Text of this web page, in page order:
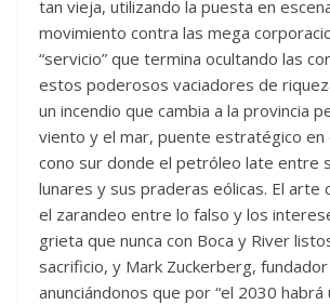
tan vieja, utilizando la puesta en
movimiento contra las mega
“servicio” que termina ocultando las
estos poderosos vaciadores de
un incendio que cambia a la provincia
viento y el mar, puente estratégico en
cono sur donde el petróleo late entre
lunares y sus praderas eólicas. El arte
el zarandeo entre lo falso y los
grieta que nunca con Boca y River
sacrificio, y Mark Zuckerberg,
anunciándonos que por “el 2030